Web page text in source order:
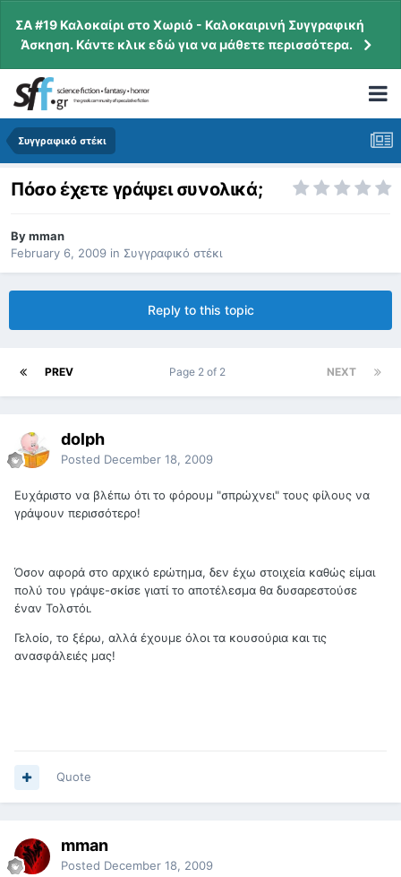
ΣΑ #19 Καλοκαίρι στο Χωριό - Καλοκαιρινή Συγγραφική
Άσκηση. Κάντε κλικ εδώ για να μάθετε περισσότερα.
Συγγραφικό στέκι
Πόσο έχετε γράψει συνολικά;
Bymman
February 6, 2009 in Συγγραφικό στέκι
Reply to this topic
PREV NEXT
Page 2 of 2
dolph
Posted December 18, 2009
Ευχάριστο να βλέπω ότι το φόρουμ "σπρώχνει" τους φίλους να
γράψουν περισσότερο!
Όσον αφορά στο αρχικό ερώτημα, δεν έχω στοιχεία καθώς είμαι
πολύ του γράψε-σκίσε γιατί το αποτέλεσμα θα δυσαρεστούσε
έναν Τολστόι.
Γελοίο, το ξέρω, αλλά έχουμε όλοι τα κουσούρια και τις
ανασφάλειές μας!
Quote
mman
Posted December 18, 2009